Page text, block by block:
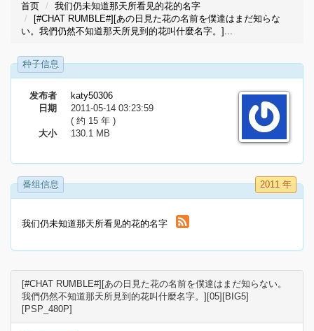
首页
我们仍未知道那天所看见的花的名字
[#CHAT RUMBLE#][あの日見た花の名前を僕達はまだ知らな
い。我們仍然不知道那天所見到的花叫什麼名字。]...
种子信息
发布者
katy50306
日期
2011-05-14 03:23:59
( 约 15 年 )
大小
130.1 MB
番组信息 2011 年
我们仍未知道那天所看见的花的名字
[#CHAT RUMBLE#][あの日見た花の名前を僕達はまだ知らない。
我們仍然不知道那天所見到的花叫什麼名字。][05][BIG5]
[PSP_480P]